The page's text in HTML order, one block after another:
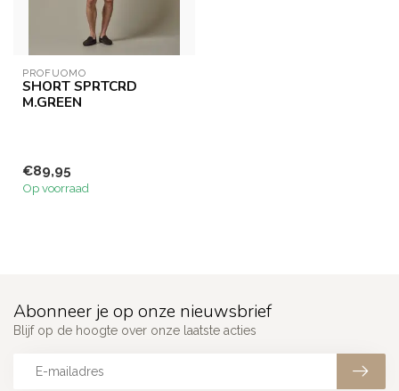
PROFUOMO
SHORT SPRTCRD
M.GREEN
€89,95
Op voorraad
Abonneer je op onze nieuwsbrief
Blijf op de hoogte over onze laatste acties